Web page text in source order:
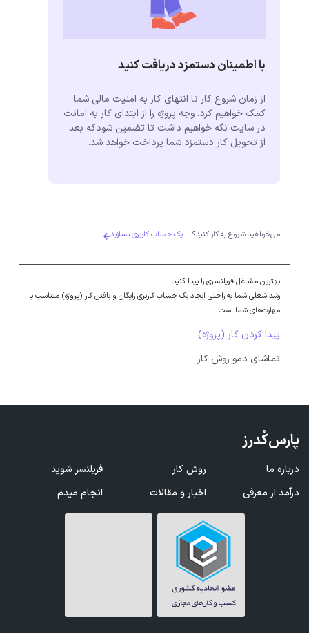
با اطمینان دستمزد دریافت کنید
از زمان شروع کار تا انتهای کار به امنیت مالی شما
کمک خواهیم کرد. وجه پروژه را از ابتدای کار به امانت
در سایت نگه خواهیم داشت تا تضمین شودکه بعد
از تحویل کار دستمزد شما پرداخت خواهد شد.
می‌خواهید شروع به کار کنید؟ یک حساب کاربری بسازید
بهترین مشاغل فریلنسری را پیدا کنید
رشد شغلی شما به راحتی ایجاد یک حساب کاربری رایگان و یافتن کار (پروژه) متناسب با
مهارت‌های شما است.
پیدا کردن کار (پروژه)
تماشای دمو روش کار
پارس‌کُدرز
درباره ما روش کار
فریلنسر شوید
درآمد از معرفی
اخبار و مقالات انجام میدم